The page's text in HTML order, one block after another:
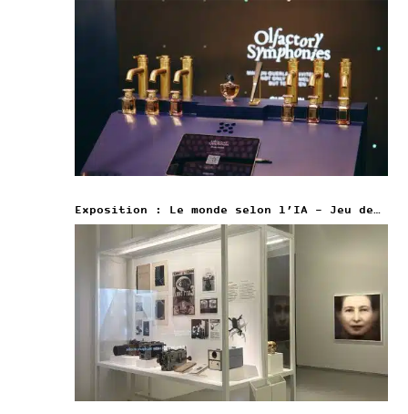
Exposition : Le monde selon l’IA – Jeu de Paume